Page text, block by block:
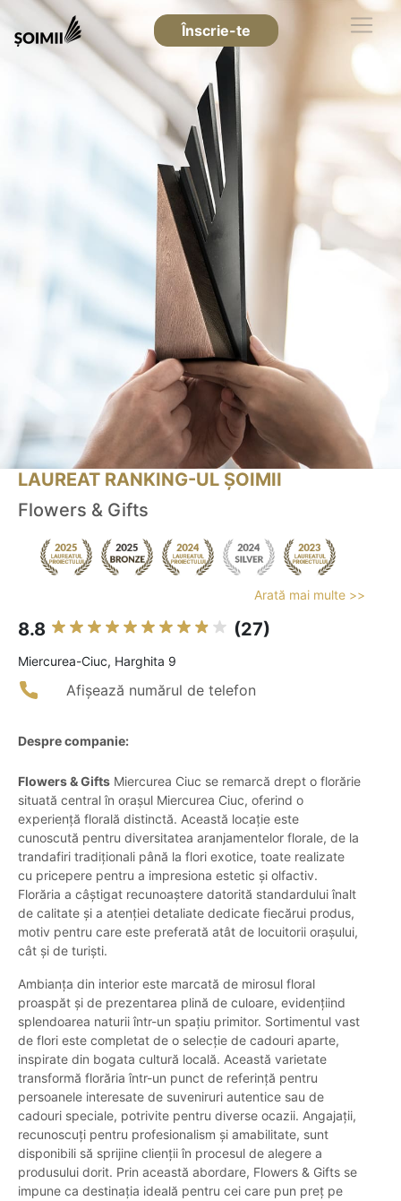
Înscrie-te
LAUREAT RANKING-UL ȘOIMII
Flowers & Gifts
Arată mai multe >>
8.8 (27)
Miercurea-Ciuc, Harghita 9
Afișează numărul de telefon
Despre companie:
Flowers & Gifts Miercurea Ciuc se remarcă drept o florărie
situată central în orașul Miercurea Ciuc, oferind o
experiență florală distinctă. Această locație este
cunoscută pentru diversitatea aranjamentelor florale, de la
trandafiri tradiționali până la flori exotice, toate realizate
cu pricepere pentru a impresiona estetic și olfactiv.
Florăria a câștigat recunoaștere datorită standardului înalt
de calitate și a atenției detaliate dedicate fiecărui produs,
motiv pentru care este preferată atât de locuitorii orașului,
cât și de turiști.
Ambianța din interior este marcată de mirosul floral
proaspăt și de prezentarea plină de culoare, evidențiind
splendoarea naturii într-un spațiu primitor. Sortimentul vast
de flori este completat de o selecție de cadouri aparte,
inspirate din bogata cultură locală. Această varietate
transformă florăria într-un punct de referință pentru
persoanele interesate de suveniruri autentice sau de
cadouri speciale, potrivite pentru diverse ocazii. Angajații,
recunoscuți pentru profesionalism și amabilitate, sunt
disponibili să sprijine clienții în procesul de alegere a
produsului dorit. Prin această abordare, Flowers & Gifts se
impune ca destinația ideală pentru cei care pun preț pe